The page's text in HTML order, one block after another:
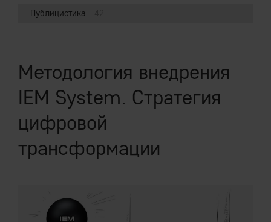
Публицистика
Методология внедрения
IEM System. Стратегия
цифровой
трансформации